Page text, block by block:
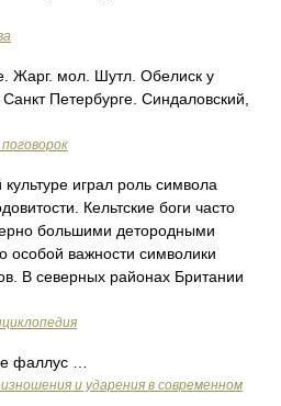
Жарг. мол. Шутл. Обелиск у
Петербурге. Синдаловский,
играл роль символа
Кельтские боги часто
большими детородными
особой важности символики
В северных районах Британии
фаллус …
и ударения в современном